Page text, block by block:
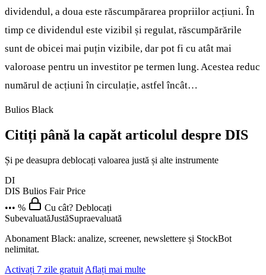
dividendul, a doua este răscumpărarea propriilor acțiuni. În
timp ce dividendul este vizibil și regulat, răscumpărările
sunt de obicei mai puțin vizibile, dar pot fi cu atât mai
valoroase pentru un investitor pe termen lung. Acestea reduc
numărul de acțiuni în circulație, astfel încât…
Bulios Black
Citiți până la capăt articolul despre DIS
Și pe deasupra deblocați valoarea justă și alte instrumente
DI
DIS Bulios Fair Price
••• %
Cu cât? Deblocați
SubevaluatăJustăSupraevaluată
Abonament Black: analize, screener, newslettere și StockBot
nelimitat.
Activați 7 zile gratuit Aflați mai multe